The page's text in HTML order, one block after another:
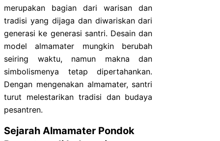
merupakan bagian dari warisan dan
tradisi yang dijaga dan diwariskan dari
generasi ke generasi santri. Desain dan
model almamater mungkin berubah
seiring waktu, namun makna dan
simbolismenya tetap dipertahankan.
Dengan mengenakan almamater, santri
turut melestarikan tradisi dan budaya
pesantren.
Sejarah Almamater Pondok